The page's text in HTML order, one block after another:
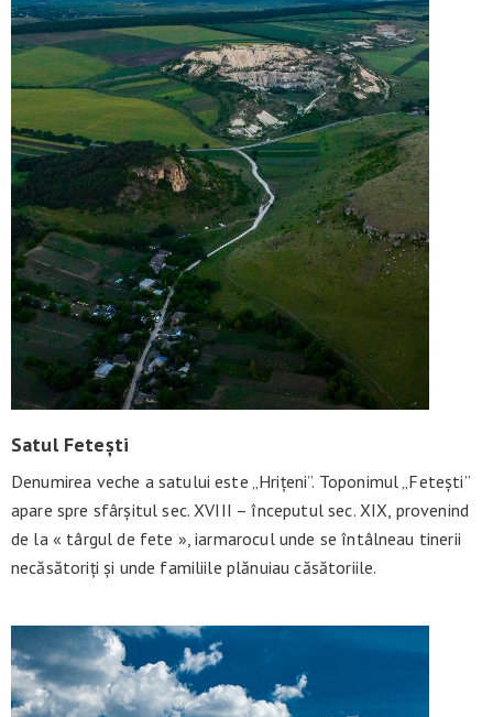
Satul Fetești
Denumirea veche a satului este „Hrițeni”. Toponimul „Fetești”
apare spre sfârșitul sec. XVIII – începutul sec. XIX, provenind
de la « târgul de fete », iarmarocul unde se întâlneau tinerii
necăsătoriți și unde familiile plănuiau căsătoriile.